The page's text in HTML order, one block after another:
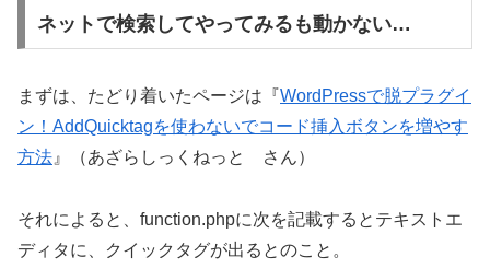
ネットで検索してやってみるも動かない…
まずは、たどり着いたページは『WordPressで脱プラグイ
ン！AddQuicktagを使わないでコード挿入ボタンを増やす
方法 』（あざらしっくねっと さん）
それによると、function.phpに次を記載するとテキストエ
ディタに、クイックタグが出るとのこと。